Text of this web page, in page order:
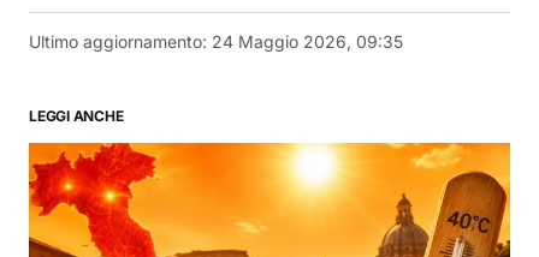
Ultimo aggiornamento: 24 Maggio 2026, 09:35
LEGGI ANCHE